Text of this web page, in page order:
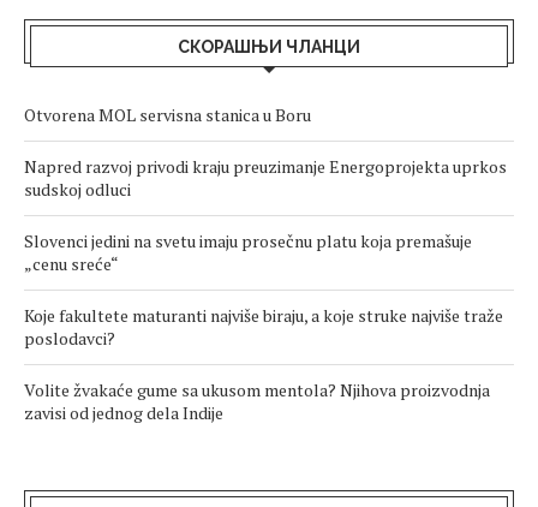
СКОРАШЊИ ЧЛАНЦИ
Otvorena MOL servisna stanica u Boru
Napred razvoj privodi kraju preuzimanje Energoprojekta uprkos
sudskoj odluci
Slovenci jedini na svetu imaju prosečnu platu koja premašuje
„cenu sreće“
Koje fakultete maturanti najviše biraju, a koje struke najviše traže
poslodavci?
Volite žvakaće gume sa ukusom mentola? Njihova proizvodnja
zavisi od jednog dela Indije